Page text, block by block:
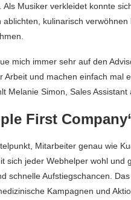
Musiker verkleidet konnte
kulinarisch
mich immer sehr auf den
Arbeit und machen einfach mal
Melanie Simon, Sales Assistant
First
Mitarbeiter genau wie
sich jeder Webhelper wohl
schnelle Aufstiegschancen.
Kampagnen und